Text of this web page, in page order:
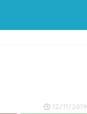
12/11/2019